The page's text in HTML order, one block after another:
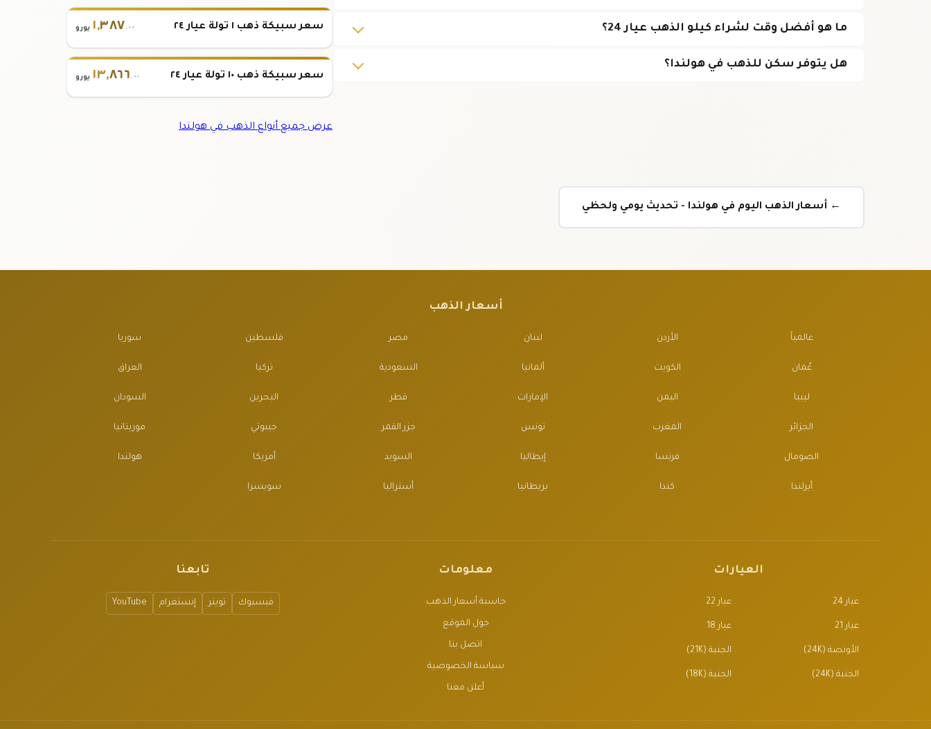
ما هو أفضل وقت لشراء كيلو الذهب عيار 24؟
هل يتوفر سكن للذهب في هولندا؟
سعر سبيكة ذهب ١ تولة عيار ٢٤ ١,٣٨٧ .٠٠ يورو
سعر سبيكة ذهب ١٠ تولة عيار ٢٤ ١٣,٨٦٦.٠٠ يورو
عرض جميع أنواع الذهب في هولندا
← أسعار الذهب اليوم في هولندا - تحديث يومي ولحظي
أسعار الذهب
عالمياً الأردن لبنان مصر فلسطين سوريا
عُمان الكويت ألمانيا السعودية تركيا العراق
ليبيا اليمن الإمارات قطر البحرين السودان
الجزائر المغرب تونس جزر القمر جيبوتي موريتانيا
الصومال فرنسا إيطاليا السويد أمريكا هولندا
أيرلندا كندا بريطانيا أستراليا سويسرا
العيارات
عيار 24 عيار 22
عيار 21 عيار 18
الأونصة (24K) الجنية (21K)
الجنية (24K) الجنية (18K)
معلومات
حاسبة أسعار الذهب
حول الموقع
اتصل بنا
سياسة الخصوصية
أعلن معنا
تابعنا
فيسبوك تويتر إنستغرام YouTube